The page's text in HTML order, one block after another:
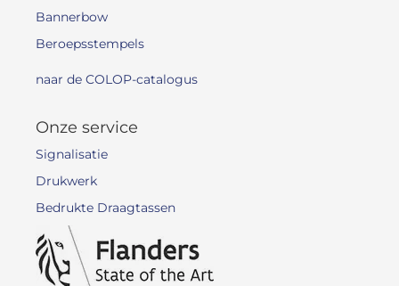
Bannerbow
Beroepsstempels
naar de COLOP-catalogus
Onze service
Signalisatie
Drukwerk
Bedrukte Draagtassen